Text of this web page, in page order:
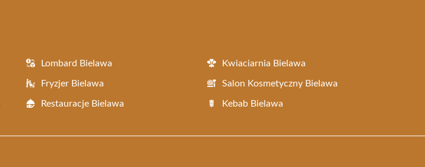
Lombard Bielawa Kwiaciarnia Bielawa
Fryzjer Bielawa Salon Kosmetyczny Bielawa
Restauracje Bielawa Kebab Bielawa